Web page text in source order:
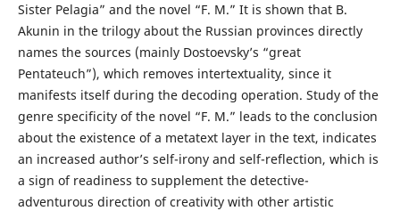
Sister Pelagia” and the novel “F. M.” It is shown that B.
Akunin in the trilogy about the Russian provinces directly
names the sources (mainly Dostoevsky’s “great
Pentateuch”), which removes intertextuality, since it
manifests itself during the decoding operation. Study of the
genre specificity of the novel “F. M.” leads to the conclusion
about the existence of a metatext layer in the text, indicates
an increased author’s self-irony and self-reflection, which is
a sign of readiness to supplement the detective-
adventurous direction of creativity with other artistic